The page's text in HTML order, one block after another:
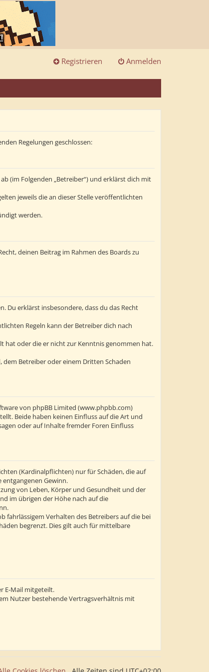
Anmelden
Registrieren
Regelungen geschlossen:
(im Folgenden „Betreiber“) und erklärst dich mit
jeweils die an dieser Stelle veröffentlichten
werden.
deinen Beitrag im Rahmen des Boards zu
Du erklärst insbesondere, dass du das Recht
Regeln kann der Betreiber dich nach
hat oder die er nicht zur Kenntnis genommen hat.
dem Betreiber oder einem Dritten Schaden
von phpBB Limited (www.phpbb.com)
Beide haben keinen Einfluss auf die Art und
oder auf Inhalte fremder Foren Einfluss
(Kardinalpflichten) nur für Schäden, die auf
Gewinn.
von Leben, Körper und Gesundheit und der
im übrigen der Höhe nach auf die
fahrlässigem Verhalten des Betreibers auf die bei
begrenzt. Dies gilt auch für mittelbare
E-Mail mitgeteilt.
Nutzer bestehende Vertragsverhältnis mit